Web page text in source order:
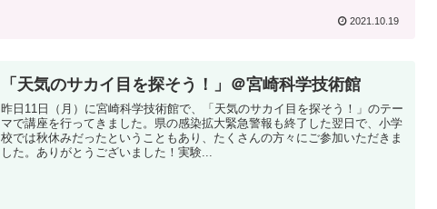
2021.10.19
「天気のサカイ目を探そう！」＠宮崎科学技術館
昨日11日（月）に宮崎科学技術館で、「天気のサカイ目を探そう！」のテー
マで講座を行ってきました。県の感染拡大緊急警報も終了した翌日で、小学
校では秋休みだったということもあり、たくさんの方々にご参加いただきま
した。ありがとうございました！実験...